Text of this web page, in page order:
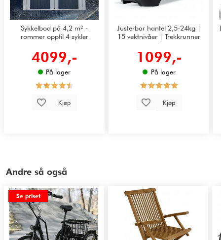
Sykkelbod på 4,2 m² -
rommer opptil 4 sykler
4099,-
På lager
Kjøp
Justerbar hantel 2,5-24kg |
15 vektnivåer | Trekkrunner
1099,-
På lager
Kjøp
Andre så også
Se priset